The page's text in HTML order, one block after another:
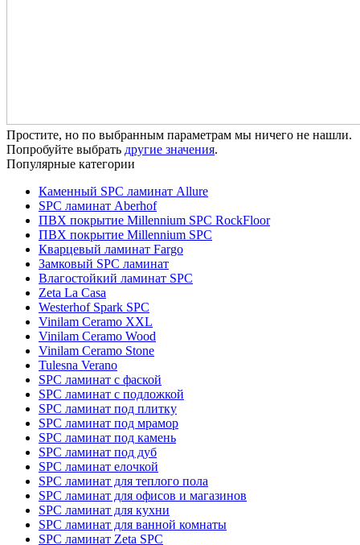
Простите, но по выбранным параметрам мы ничего не нашли.
Попробуйте выбрать другие значения.
Популярные категории
Каменный SPC ламинат Allure
SPC ламинат Aberhof
ПВХ покрытие Millennium SPC RockFloor
ПВХ покрытие Millennium SPC
Кварцевый ламинат Fargo
Замковый SPC ламинат
Влагостойкий ламинат SPC
Zeta La Casa
Westerhof Spark SPC
Vinilam Ceramo XXL
Vinilam Ceramo Wood
Vinilam Ceramo Stone
Tulesna Verano
SPC ламинат с фаской
SPC ламинат с подложкой
SPC ламинат под плитку
SPC ламинат под мрамор
SPC ламинат под камень
SPC ламинат под дуб
SPC ламинат елочкой
SPC ламинат для теплого пола
SPC ламинат для офисов и магазинов
SPC ламинат для кухни
SPC ламинат для ванной комнаты
SPC ламинат Zeta SPC